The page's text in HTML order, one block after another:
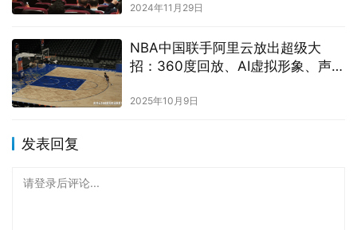
2024年11月29日
NBA中国联手阿里云放出超级大
招：360度回放、AI虚拟形象、声音
2025年10月9日
发表回复
请登录后评论...